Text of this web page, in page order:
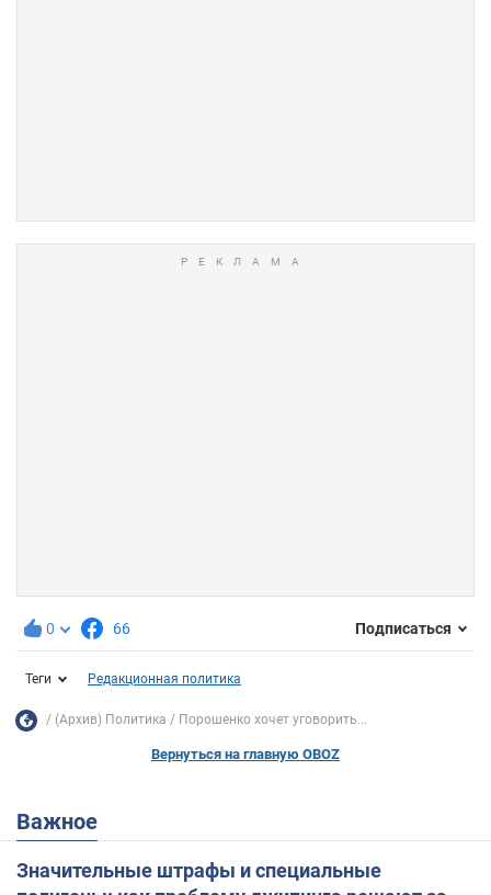
0 66 Подписаться
Теги Редакционная политика
(Архив) Политика Порошенко хочет уговорить...
Вернуться на главную OBOZ
Важное
Значительные штрафы и специальные